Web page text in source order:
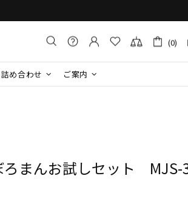
(0)
詰め合わせ ご案内
ろまん​お試しセット MJS-